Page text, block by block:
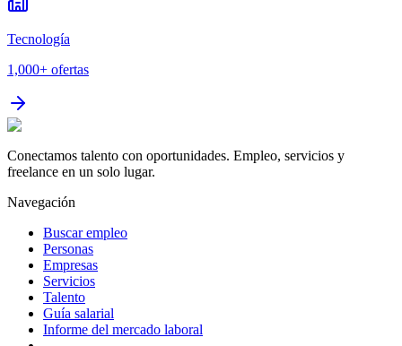
Tecnología
1,000+ ofertas
Conectamos talento con oportunidades. Empleo, servicios y
freelance en un solo lugar.
Navegación
Buscar empleo
Personas
Empresas
Servicios
Talento
Guía salarial
Informe del mercado laboral